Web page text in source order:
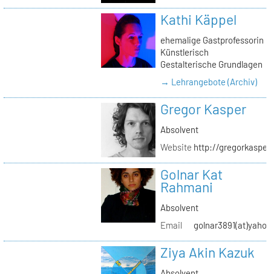
Kathi Käppel
ehemalige Gastprofessorin
Künstlerisch
Gestalterische Grundlagen
→ Lehrangebote (Archiv)
Gregor Kasper
Absolvent
Website http://
Golnar Kat
Rahmani
Absolvent
Email
Ziya Akin Kazuk